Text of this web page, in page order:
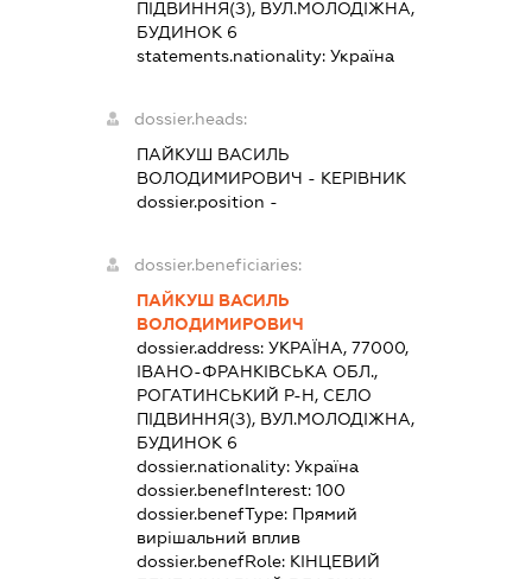
ПІДВИННЯ(З), ВУЛ.МОЛОДІЖНА,
БУДИНОК 6
statements.nationality: Україна
dossier.heads:
ПАЙКУШ ВАСИЛЬ
ВОЛОДИМИРОВИЧ - КЕРІВНИК
dossier.position -
dossier.beneficiaries:
ПАЙКУШ ВАСИЛЬ
ВОЛОДИМИРОВИЧ
dossier.address: УКРАЇНА, 77000,
ІВАНО-ФРАНКІВСЬКА ОБЛ.,
РОГАТИНСЬКИЙ Р-Н, СЕЛО
ПІДВИННЯ(З), ВУЛ.МОЛОДІЖНА,
БУДИНОК 6
dossier.nationality: Україна
dossier.benefInterest: 100
dossier.benefType: Прямий
вирішальний вплив
dossier.benefRole: КІНЦЕВИЙ